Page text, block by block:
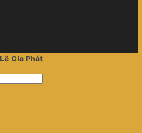
Lê Gia Phát